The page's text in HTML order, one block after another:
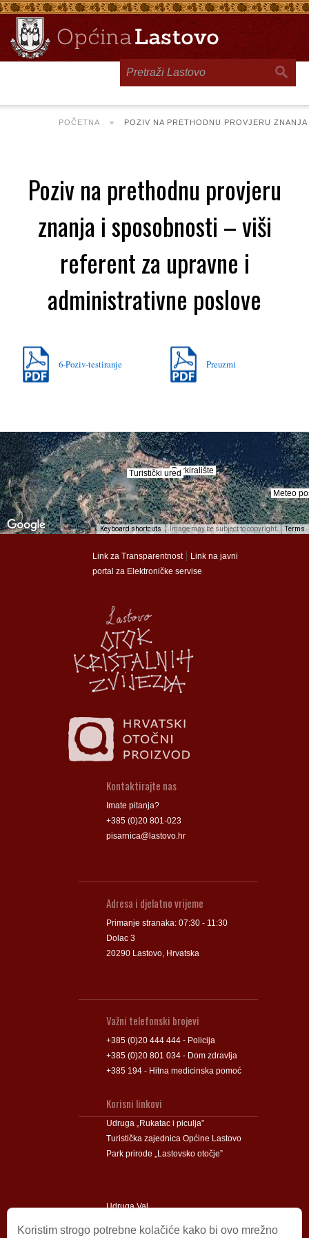
POČETNA » POZIV NA PRETHODNU PROVJERU
Poziv na prethodnu provjeru
znanja i sposobnosti – viši
referent za upravne i
administrativne poslove
6-Poziv-testiranje Preuzmi
Meteo
Turistički uredParkiralište
Groblje
Meteo
Turistički uredParkiralište
Groblje
Keyboard shortcuts Image may be subject to copyright Terms
Link za Transparentnost| Link na javni
portal za Elektroničke servise
Kontaktirajte nas
Imate pitanja?
+385 (0)20 801-023
pisarnica@lastovo.hr
Adresa i djelatno vrijeme
Primanje stranaka: 07:30 - 11:30
Dolac 3
20290 Lastovo, Hrvatska
Važni telefonski brojevi
+385 (0)20 444 444 - Policija
+385 (0)20 801 034 - Dom zdravlja
+385 194 - Hitna medicinska pomoć
Korisni linkovi
Udruga „Rukatac i piculja”
Turistička zajednica Općine Lastovo
Park prirode „Lastovsko otočje”
Udruga Val
Koristim strogo potrebne kolačiće kako bi ovo mrežno